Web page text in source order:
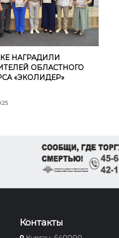
НАГРАДИЛИ
ОБЛАСТНОГО
«ЭКОЛИДЕР»
Контакты